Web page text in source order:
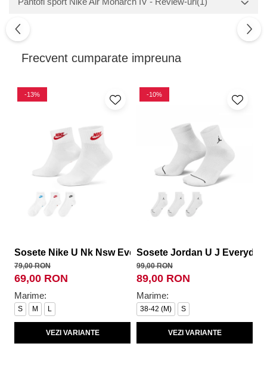
Frecvent cumparate impreuna
-13%
Sosete Nike U Nk Nsw Everyday Essential An
79,00 RON
69,00 RON
Marime:
S M L
VEZI VARIANTE
-10%
Sosete Jordan U J
99,00 RON
89,00 RON
Marime:
38-42 (M) S
VEZI VARIANTE